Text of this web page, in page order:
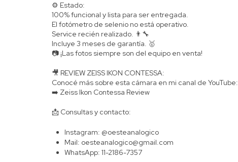
⚙️ Estado:
100% funcional y lista para ser entregada.
El fotómetro de selenio no está operativo.
Service recién realizado. 👨‍🔧
Incluye 3 meses de garantía. 🥇
📷 ¡Las fotos siempre son del equipo en venta!
🎥 REVIEW ZEISS IKON CONTESSA:
Conocé más sobre esta cámara en mi canal de YouTube:
➡️ Zeiss Ikon Contessa Review
📩 Consultas y contacto:
Instagram: @oesteanalogico
Mail: oesteanalogico@gmail.com
WhatsApp: 11-2186-7357